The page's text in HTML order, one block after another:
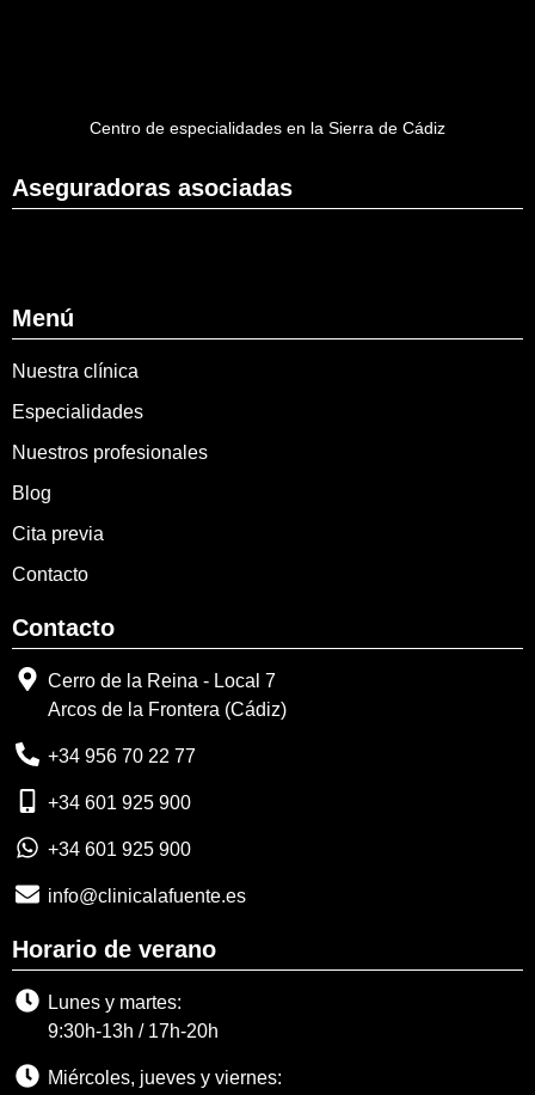
Centro de especialidades en la Sierra de Cádiz
Aseguradoras asociadas
Menú
Nuestra clínica
Especialidades
Nuestros profesionales
Blog
Cita previa
Contacto
Contacto
Cerro de la Reina - Local 7
Arcos de la Frontera (Cádiz)
+34 956 70 22 77
+34 601 925 900
+34 601 925 900
info@clinicalafuente.es
Horario de verano
Lunes y martes:
9:30h-13h / 17h-20h
Miércoles, jueves y viernes: